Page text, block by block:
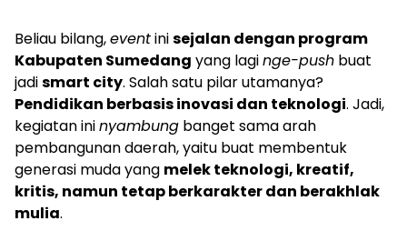
Beliau bilang,eventinisejalan dengan program
Kabupaten Sumedang yang laginge-push buat
jadismart city. Salah satu pilar utamanya?
Pendidikan berbasis inovasi dan teknologi. Jadi,
kegiatan ininyambung banget sama arah
pembangunan daerah, yaitu buat membentuk
generasi muda yang melek teknologi, kreatif,
kritis, namun tetap berkarakter dan berakhlak
mulia.